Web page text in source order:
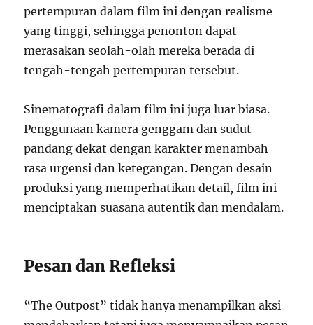
pertempuran dalam film ini dengan realisme
yang tinggi, sehingga penonton dapat
merasakan seolah-olah mereka berada di
tengah-tengah pertempuran tersebut.
Sinematografi dalam film ini juga luar biasa.
Penggunaan kamera genggam dan sudut
pandang dekat dengan karakter menambah
rasa urgensi dan ketegangan. Dengan desain
produksi yang memperhatikan detail, film ini
menciptakan suasana autentik dan mendalam.
Pesan dan Refleksi
“The Outpost” tidak hanya menampilkan aksi